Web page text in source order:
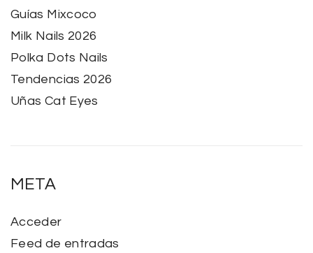
Guías Mixcoco
Milk Nails 2026
Polka Dots Nails
Tendencias 2026
Uñas Cat Eyes
META
Acceder
Feed de entradas